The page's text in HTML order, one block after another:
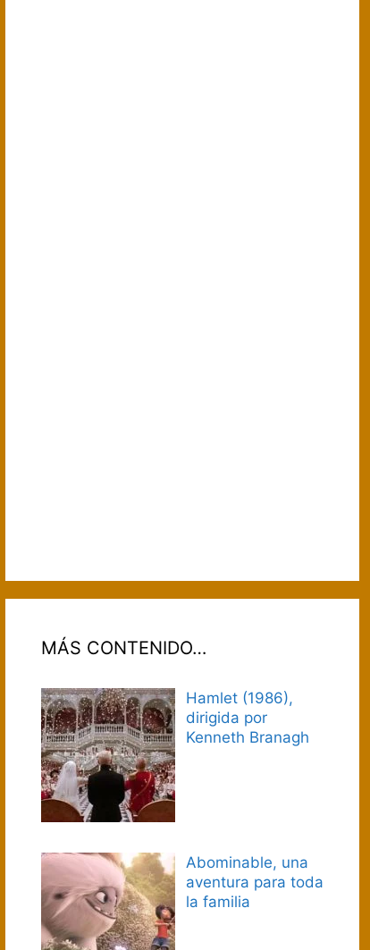
MÁS CONTENIDO…
Hamlet (1986),
dirigida por
Kenneth Branagh
Abominable, una
aventura para toda
la familia